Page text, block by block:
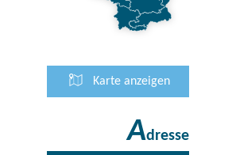
Karte anzeigen
Adresse